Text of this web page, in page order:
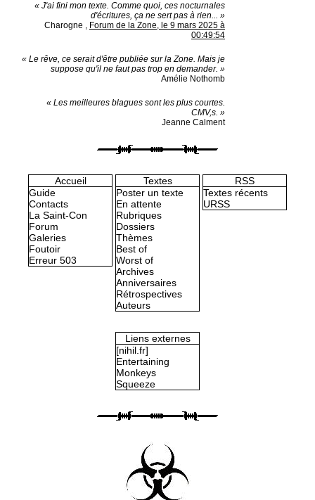
« J'ai fini mon texte. Comme quoi, ces nocturnales
d'écritures, ça ne sert pas à rien... »
Charogne , Forum de la Zone, le 9 mars 2025 à
00:49:54
« Le rêve, ce serait d'être publiée sur la Zone. Mais je
suppose qu'il ne faut pas trop en demander. »
Amélie Nothomb
« Les meilleures blagues sont les plus courtes.
CMV,s. »
Jeanne Calment
Accueil
Guide
Contacts
La Saint-Con
Forum
Galeries
Foutoir
Erreur 503
Textes
Poster un texte
En attente
Rubriques
Dossiers
Thèmes
Best of
Worst of
Archives
Anniversaires
Rétrospectives
Auteurs
RSS
Textes récents
URSS
Liens externes
[nihil.fr]
Entertaining
Monkeys
Squeeze